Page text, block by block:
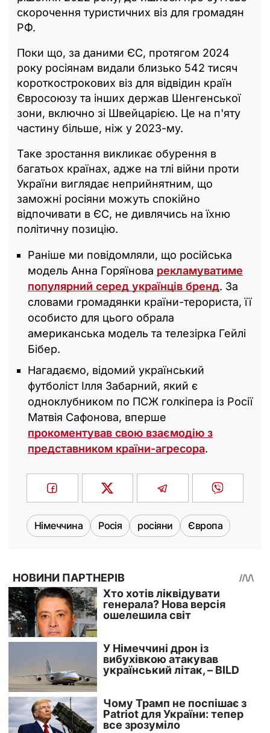
скорочення туристичних віз для громадян
РФ.
Поки що, за даними ЄС, протягом 2024
року росіянам видали близько 542 тисяч
короткострокових віз для відвідин країн
Євросоюзу та інших держав Шенгенської
зони, включно зі Швейцарією. Це на п'яту
частину більше, ніж у 2023-му.
Таке зростання викликає обурення в
багатьох країнах, адже на тлі війни проти
України виглядає неприйнятним, що
заможні росіяни можуть спокійно
відпочивати в ЄС, не дивлячись на їхню
політичну позицію.
Раніше ми повідомляли, що російська
модель Анна Горяїнова рекламуватиме
популярний серед українців бренд. За
словами громадянки країни-терориста, її
особисто для цього обрала
американська модель та телезірка Гейлі
Бібер.
Нагадаємо, відомий український
футболіст Ілля Забарний, який є
одноклубником по ПСЖ голкіпера із Росії
Матвія Сафонова, вперше
прокоментував свою взаємодію з
представником країни-агресора.
Німеччина Росія росіяни Європа